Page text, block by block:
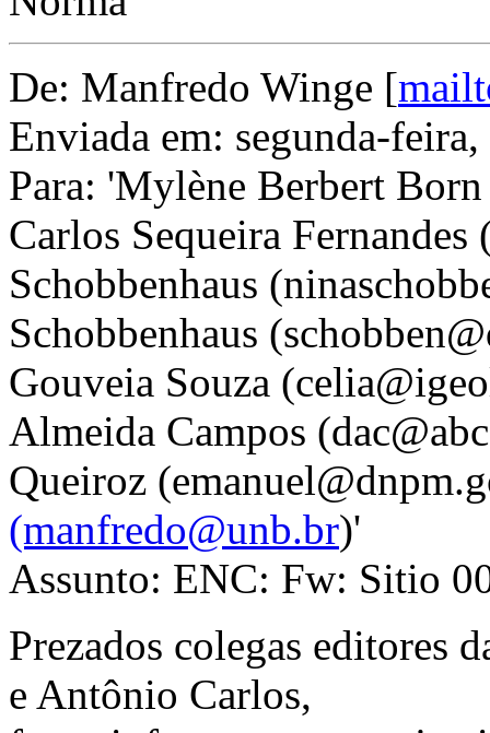
De: Manfredo Winge [
Enviada em: segunda-
Para: 'Mylène Berbert
Carlos Sequeira
Schobbenhaus
Schobbenhaus
Gouveia Souza
Almeida Campos
Queiroz
(manfredo@unb.br)'
Assunto: ENC: Fw: Sitio
Prezados colegas editores
e Antônio Carlos,